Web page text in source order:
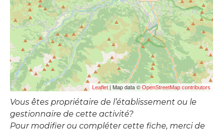
Leaflet | Map data © OpenStreetMap contributors
Vous êtes propriétaire de l’établissement ou le
gestionnaire de cette activité?
Pour modifier ou compléter cette fiche, merci de